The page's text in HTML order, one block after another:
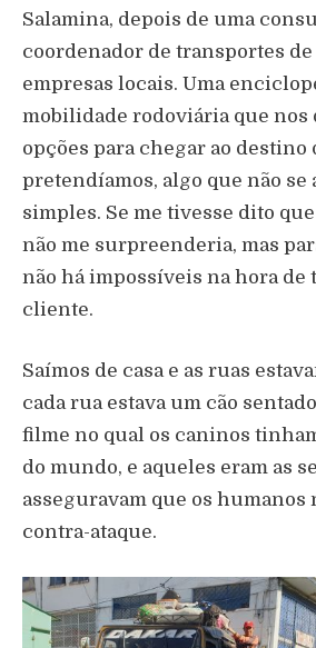
Salamina, depois de uma
coordenador de transportes de
empresas locais. Uma
mobilidade rodoviária que nos
opções para chegar ao destino
pretendíamos, algo que não se
simples. Se me tivesse dito
não me surpreenderia, mas
não há impossíveis na hora
cliente.
Saímos de casa e as ruas
cada rua estava um cão
filme no qual os caninos
do mundo, e aqueles eram as
asseguravam que os humanos
contra-ataque.